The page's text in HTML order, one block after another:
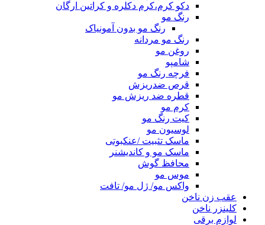
دکو کرم،کرم دکلره و کراتین ارگان
رنگ مو
رنگ مو بدون آمونیاک
رنگ مو مردانه
روغن مو
شامپو
فرچه رنگ مو
قرص ضدریزش
قطره ضد ریزش مو
کرم مو
کیت رنگ مو
لوسیون مو
ماسک تثبیت /عنکبوتی
ماسک مو و کاندیشنر
محافظ گوش
موس مو
واکس مو/ ژل مو/ تافت
عقب زن ناخن
کلینزر ناخن
لوازم برقی